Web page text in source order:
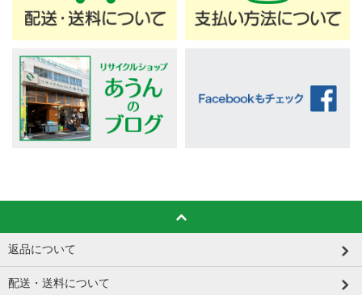
返品について
配送・送料について